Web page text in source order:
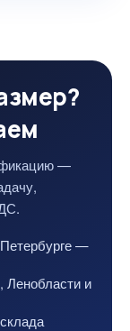
—
—
Ленобласти и